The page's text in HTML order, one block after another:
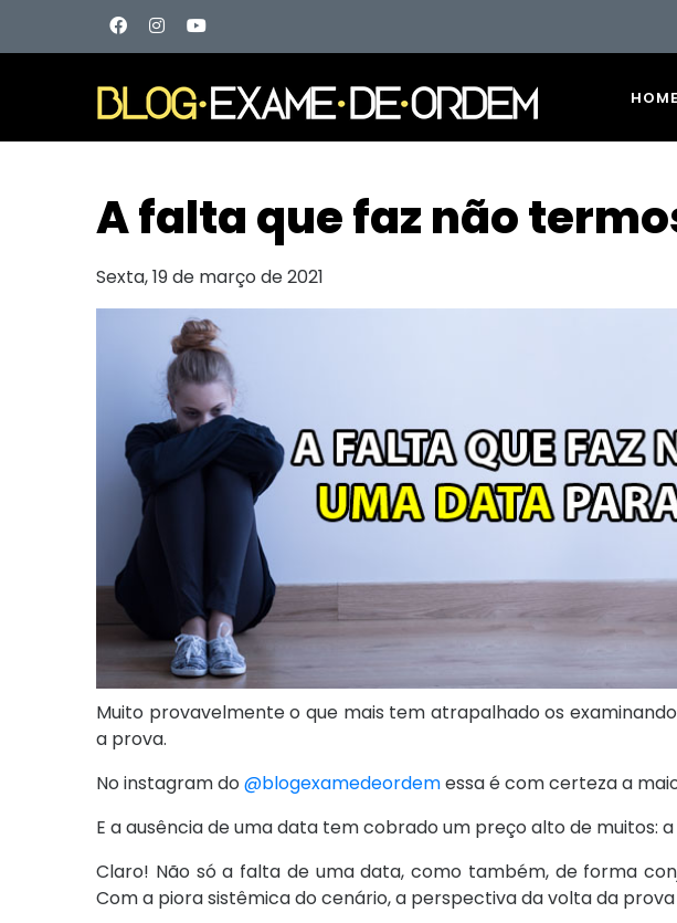
HOME
A falta que faz não
Sexta, 19 de março de 2021
Muito provavelmente o que mais tem atrapalhado os
a prova.
No instagram do @blogexamedeordemessa é com certeza a
E a ausência de uma data tem cobrado um preço alto de muitos:
Claro! Não só a falta de uma data, como também, de forma
Com a piora sistêmica do cenário, a perspectiva da volta da